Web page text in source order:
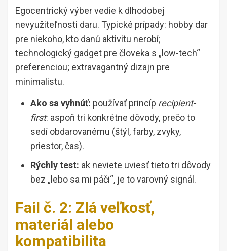
Egocentrický výber vedie k dlhodobej
nevyužiteľnosti daru. Typické prípady: hobby dar
pre niekoho, kto danú aktivitu nerobí;
technologický gadget pre človeka s „low-tech“
preferenciou; extravagantný dizajn pre
minimalistu.
Ako sa vyhnúť: používať princíp recipient-
first: aspoň tri konkrétne dôvody, prečo to
sedí obdarovanému (štýl, farby, zvyky,
priestor, čas).
Rýchly test: ak neviete uviesť tieto tri dôvody
bez „lebo sa mi páči“, je to varovný signál.
Fail č. 2: Zlá veľkosť,
materiál alebo
kompatibilita